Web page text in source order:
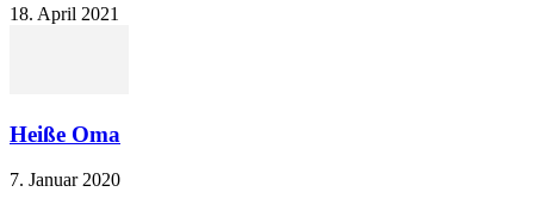
18. April 2021
Heiße Oma
7. Januar 2020